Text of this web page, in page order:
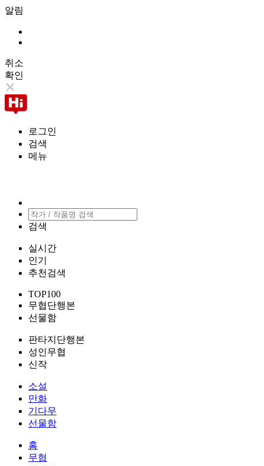
알림
취소
확인
로그인
검색
메뉴
검색
실시간
인기
추천검색
TOP100
무협단행본
선물함
판타지단행본
성인무협
신작
소설
만화
기다무
선물함
홈
무협